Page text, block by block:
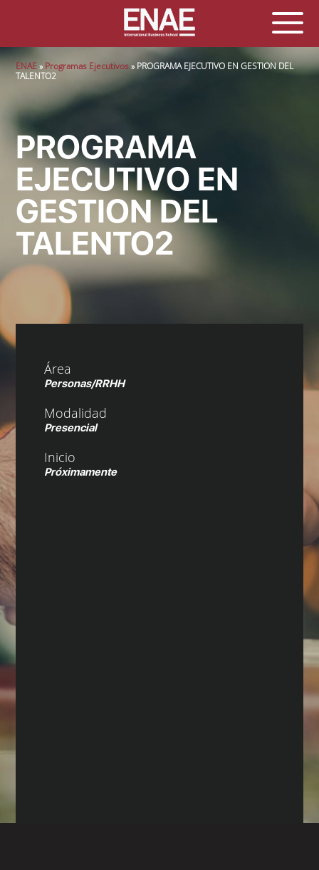
Sobrescribir enlaces de ayuda a la navegación
ENAE Programas Ejecutivos
PROGRAMA EJECUTIVO EN GESTION DEL
TALENTO2
PROGRAMA
EJECUTIVO EN
GESTION DEL
TALENTO2
Área
Personas/RRHH
Modalidad
Presencial
Inicio
Próximamente